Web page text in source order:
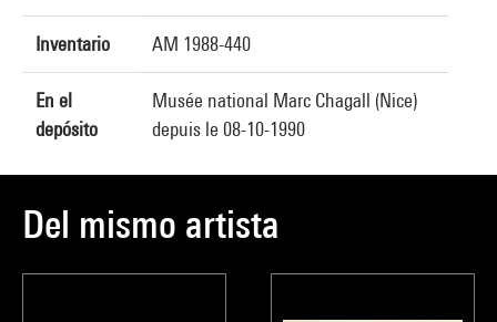
Inventario AM 1988-440
En el
depósito
Musée national Marc Chagall (Nice)
depuis le 08-10-1990
Del mismo artista